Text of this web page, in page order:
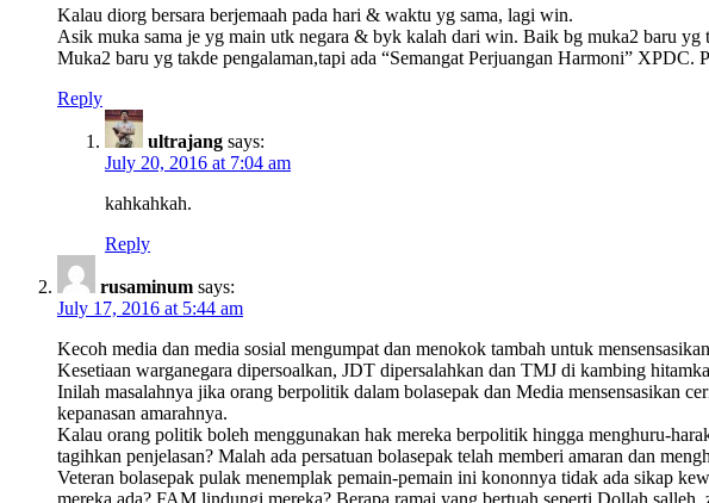
Kalau diorg bersara berjemaah pada hari & waktu yg sama, lagi win.
Asik muka sama je yg main utk negara & byk kalah dari win. Baik bg muka2 baru
Muka2 baru yg takde pengalaman,tapi ada “Semangat Perjuangan Harmoni” XPDC.
Reply
ultrajang says:
July 20, 2016 at 7:04 am
kahkahkah.
Reply
rusaminum says:
July 17, 2016 at 5:44 am
Kecoh media dan media sosial mengumpat dan menokok tambah untuk
Kesetiaan warganegara dipersoalkan, JDT dipersalahkan dan TMJ di kambing
Inilah masalahnya jika orang berpolitik dalam bolasepak dan Media mensensasikan
kepanasan amarahnya.
Kalau orang politik boleh menggunakan hak mereka berpolitik hingga menghuru-
tagihkan penjelasan? Malah ada persatuan bolasepak telah memberi amaran dan
Veteran bolasepak pulak menemplak pemain-pemain ini kononnya tidak ada sikap
mereka ada? FAM lindungi mereka? Berapa ramai yang bertuah seperti Dollah